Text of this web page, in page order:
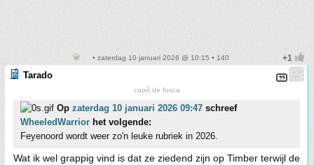
• zaterdag 10 januari 2026 @ 10:15 • 140
Tarado
capô de fusca
Op zaterdag 10 januari 2026 09:47 schreef
WheeledWarrior het volgende:
Feyenoord wordt weer zo'n leuke rubriek in 2026.
Wat ik wel grappig vind is dat ze ziedend zijn op Timber terwijl de